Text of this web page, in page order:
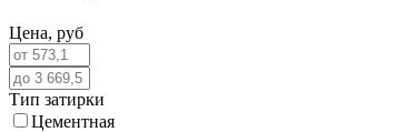
Цена, руб
Тип затирки
Цементная